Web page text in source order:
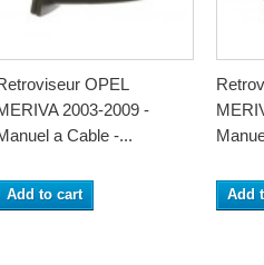
OPEL
2003-2009 -
a Cable -...
Add to cart Add